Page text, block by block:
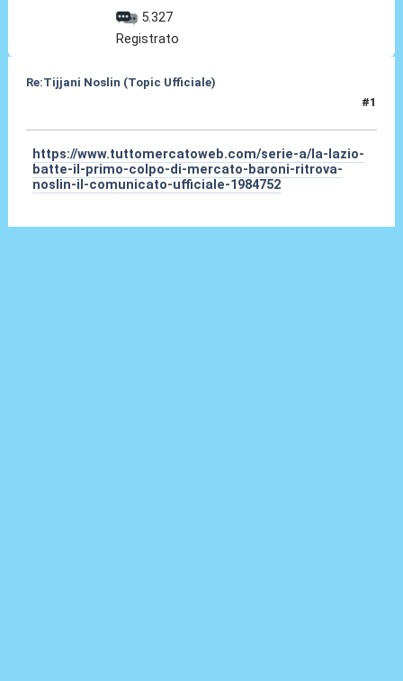
5.327
Registrato
Re:Tijjani Noslin (Topic Ufficiale)
#1
https://www.tuttomercatoweb.com/serie-a/la-lazio-
batte-il-primo-colpo-di-mercato-baroni-ritrova-
noslin-il-comunicato-ufficiale-1984752